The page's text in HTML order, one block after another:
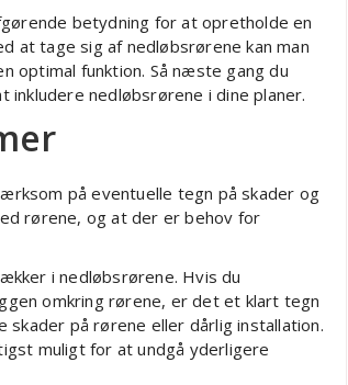
betydning for at opretholde en
at tage sig af nedløbsrørene kan man
optimal funktion. Så næste gang du
nedløbsrørene i dine planer.
på eventuelle tegn på skader og
rørene, og at der er behov for
i nedløbsrørene. Hvis du
omkring rørene, er det et klart tegn
på rørene eller dårlig installation.
muligt for at undgå yderligere